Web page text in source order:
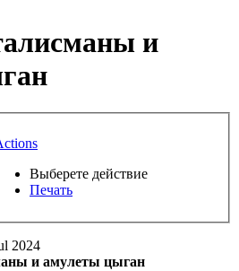
и
Выберете действие
Печать
2024
и амулеты цыган